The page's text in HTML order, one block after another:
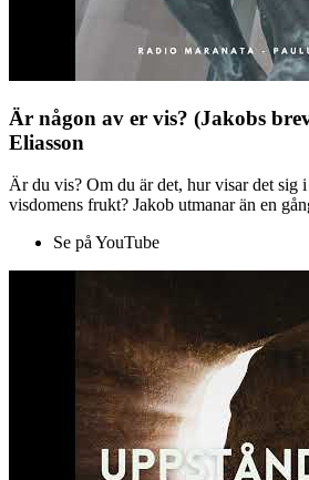
Är någon av er vis? (Jakobs
Eliasson
Är du vis? Om du är det, hur visar det sig
visdomens frukt? Jakob utmanar än en
Se på YouTube